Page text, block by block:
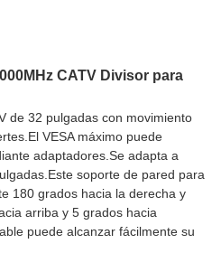
CATV Divisor para
de 32 pulgadas con movimiento
VESA máximo puede
adaptadores.Se adapta a
soporte de pared para
180 grados hacia la derecha y
arriba y 5 grados hacia
puede alcanzar fácilmente su